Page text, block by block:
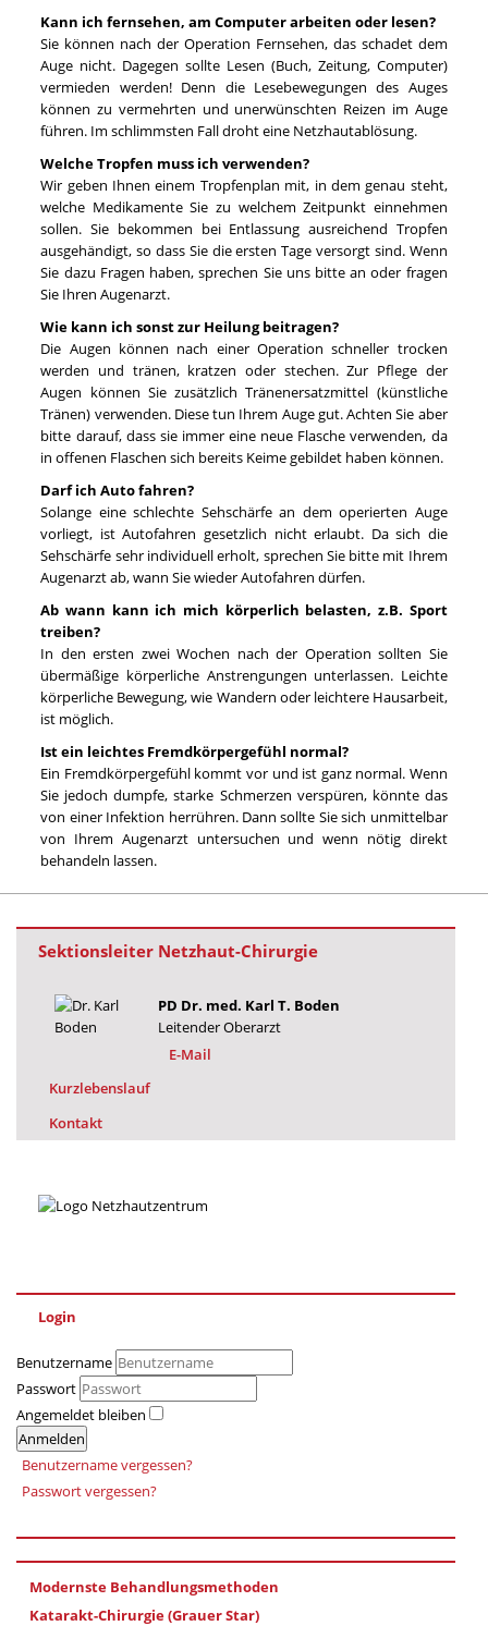
Kann ich fernsehen, am Computer arbeiten oder lesen?
Sie können nach der Operation Fernsehen, das schadet dem
Auge nicht. Dagegen sollte Lesen (Buch, Zeitung, Computer)
vermieden werden! Denn die Lesebewegungen des Auges
können zu vermehrten und unerwünschten Reizen im Auge
führen. Im schlimmsten Fall droht eine Netzhautablösung.
Welche Tropfen muss ich verwenden?
Wir geben Ihnen einem Tropfenplan mit, in dem genau steht,
welche Medikamente Sie zu welchem Zeitpunkt einnehmen
sollen. Sie bekommen bei Entlassung ausreichend Tropfen
ausgehändigt, so dass Sie die ersten Tage versorgt sind. Wenn
Sie dazu Fragen haben, sprechen Sie uns bitte an oder fragen
Sie Ihren Augenarzt.
Wie kann ich sonst zur Heilung beitragen?
Die Augen können nach einer Operation schneller trocken
werden und tränen, kratzen oder stechen. Zur Pflege der
Augen können Sie zusätzlich Tränenersatzmittel (künstliche
Tränen) verwenden. Diese tun Ihrem Auge gut. Achten Sie aber
bitte darauf, dass sie immer eine neue Flasche verwenden, da
in offenen Flaschen sich bereits Keime gebildet haben können.
Darf ich Auto fahren?
Solange eine schlechte Sehschärfe an dem operierten Auge
vorliegt, ist Autofahren gesetzlich nicht erlaubt. Da sich die
Sehschärfe sehr individuell erholt, sprechen Sie bitte mit Ihrem
Augenarzt ab, wann Sie wieder Autofahren dürfen.
Ab wann kann ich mich körperlich belasten, z.B. Sport
treiben?
In den ersten zwei Wochen nach der Operation sollten Sie
übermäßige körperliche Anstrengungen unterlassen. Leichte
körperliche Bewegung, wie Wandern oder leichtere Hausarbeit,
ist möglich.
Ist ein leichtes Fremdkörpergefühl normal?
Ein Fremdkörpergefühl kommt vor und ist ganz normal. Wenn
Sie jedoch dumpfe, starke Schmerzen verspüren, könnte das
von einer Infektion herrühren. Dann sollte Sie sich unmittelbar
von Ihrem Augenarzt untersuchen und wenn nötig direkt
behandeln lassen.
Sektionsleiter Netzhaut-Chirurgie
PD Dr. med. Karl T. Boden
Leitender Oberarzt
E-Mail
Kurzlebenslauf
Kontakt
Login
Benutzername
Passwort
Angemeldet bleiben
Anmelden
Benutzername vergessen?
Passwort vergessen?
Modernste Behandlungsmethoden
Katarakt-Chirurgie (Grauer Star)